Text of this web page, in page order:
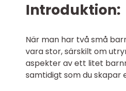
Introduktion:
När man har två små
vara stor, särskilt om
aspekter av ett litet
samtidigt som du skapar